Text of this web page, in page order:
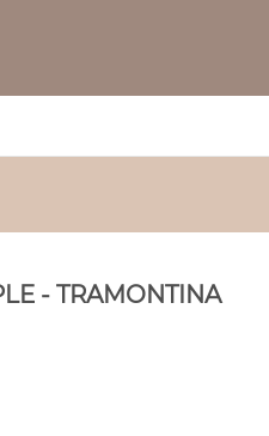
- TRAMONTINA